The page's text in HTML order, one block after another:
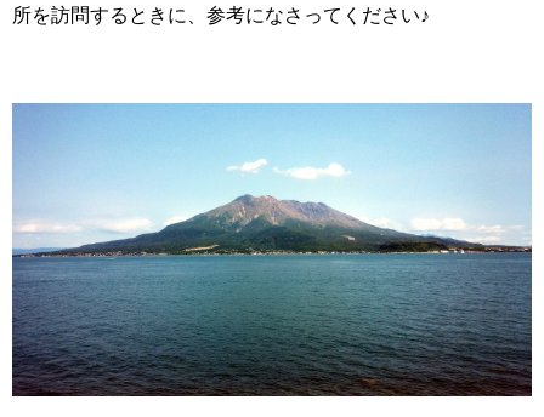
所を訪問するときに、参考になさってください♪